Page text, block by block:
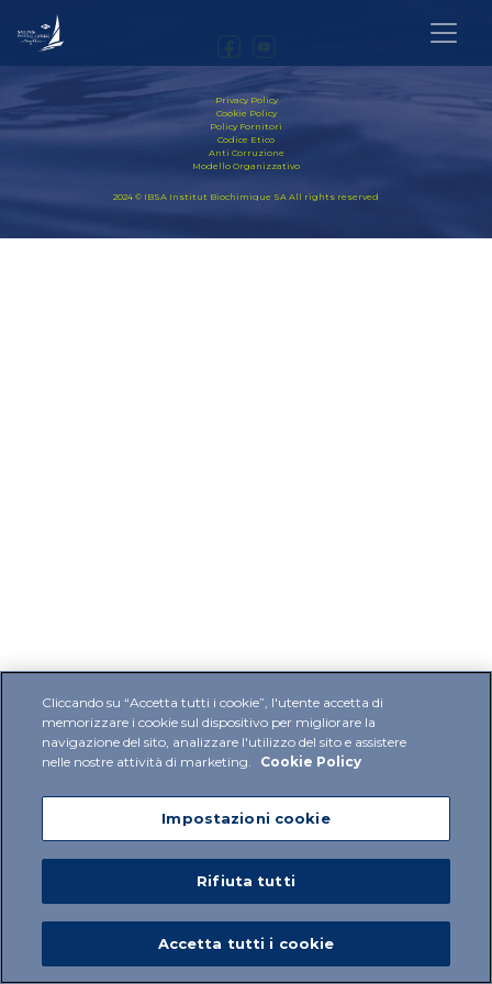
Privacy Policy
Cookie Policy
Policy Fornitori
Codice Etico
Anti Corruzione
Modello Organizzativo
2024 © IBSA Institut Biochimique SA All rights reserved
Cliccando su “Accetta tutti i cookie”, l'utente accetta di
memorizzare i cookie sul dispositivo per migliorare la
navigazione del sito, analizzare l'utilizzo del sito e assistere
nelle nostre attività di marketing.
Cookie Policy
Impostazioni cookie
Rifiuta tutti
Accetta tutti i cookie